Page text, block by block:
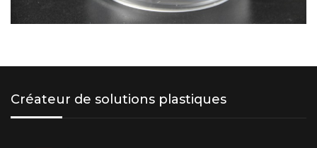
Créateur de solutions plastiques